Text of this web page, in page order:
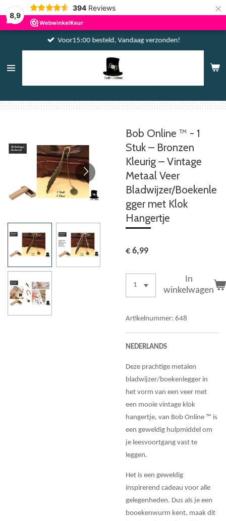
8,9
394 Reviews ×
Voor15:00 besteld, Vandaag verzonden!
Bob Online ™ - 1
Stuk – Bronzen
Kleurig – Vintage
Metaal Veer
Bladwijzer/Boekenle
gger met Klok
Hangertje
€ 6,99
In
winkelwagen
Artikelnummer: 648
NEDERLANDS
Deze prachtige metalen
bladwijzer/boekenlegger in
het vorm van een veer met
een mooie vintage klok
hangertje, van Bob Online ™ is
een geweldig hulpmiddel om
je leesvoortgang vast te
leggen.
Het is een geweldig
inspirerend cadeau voor alle
gelegenheden. Dus als je een
booekenwurm kent, maak dit